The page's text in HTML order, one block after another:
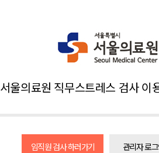
서울의료원 직무스트레스 검사 이
임직원 검사 하러가기 관리자 로